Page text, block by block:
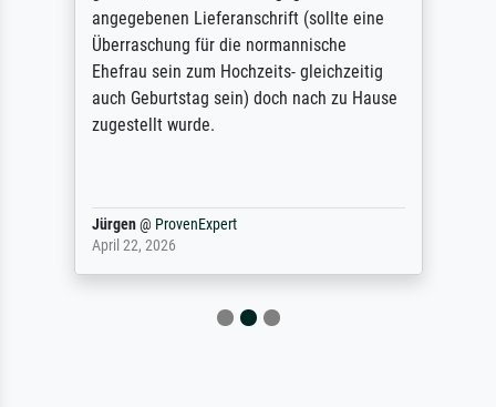
angegebenen Lieferanschrift (sollte eine
Überraschung für die normannische
Ehefrau sein zum Hochzeits- gleichzeitig
auch Geburtstag sein) doch nach zu Hause
zugestellt wurde.
Jürgen@ ProvenExpert
April 22, 2026